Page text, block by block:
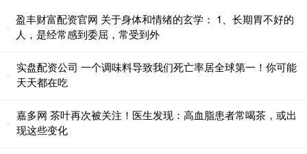
盈丰财富配资官网 关于身体和情绪的玄学： 1、长期胃不好的
人，是经常感到委屈，常受到外
实盘配资公司 一个调味料导致我们死亡率居全球第一！你可能
天天都在吃
嘉多网 茶叶再次被关注！医生发现：高血脂患者常喝茶，或出
现这些变化